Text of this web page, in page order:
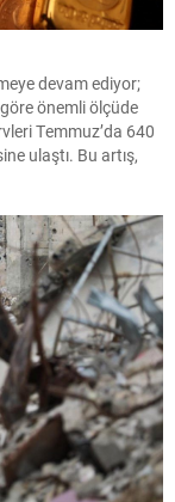
devam ediyor;
önemli ölçüde
Temmuz’da 640
ulaştı. Bu artış,
temsil